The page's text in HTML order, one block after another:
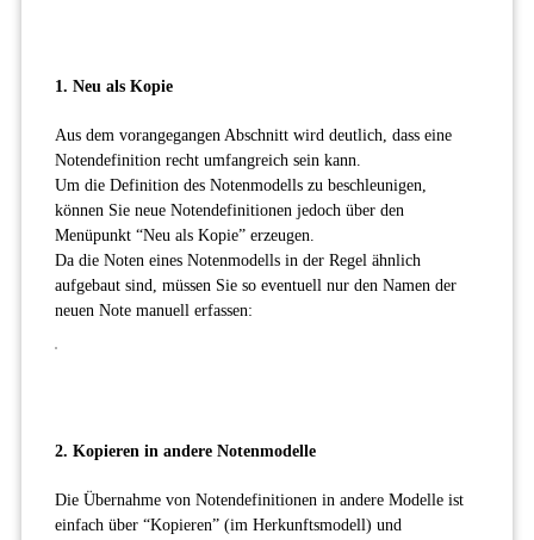
1. Neu als Kopie
Aus dem vorangegangen Abschnitt wird deutlich, dass eine
Notendefinition recht umfangreich sein kann.
Um die Definition des Notenmodells zu beschleunigen,
können Sie neue Notendefinitionen jedoch über den
Menüpunkt “Neu als Kopie” erzeugen.
Da die Noten eines Notenmodells in der Regel ähnlich
aufgebaut sind, müssen Sie so eventuell nur den Namen der
neuen Note manuell erfassen:
2. Kopieren in andere Notenmodelle
Die Übernahme von Notendefinitionen in andere Modelle ist
einfach über “Kopieren” (im Herkunftsmodell) und